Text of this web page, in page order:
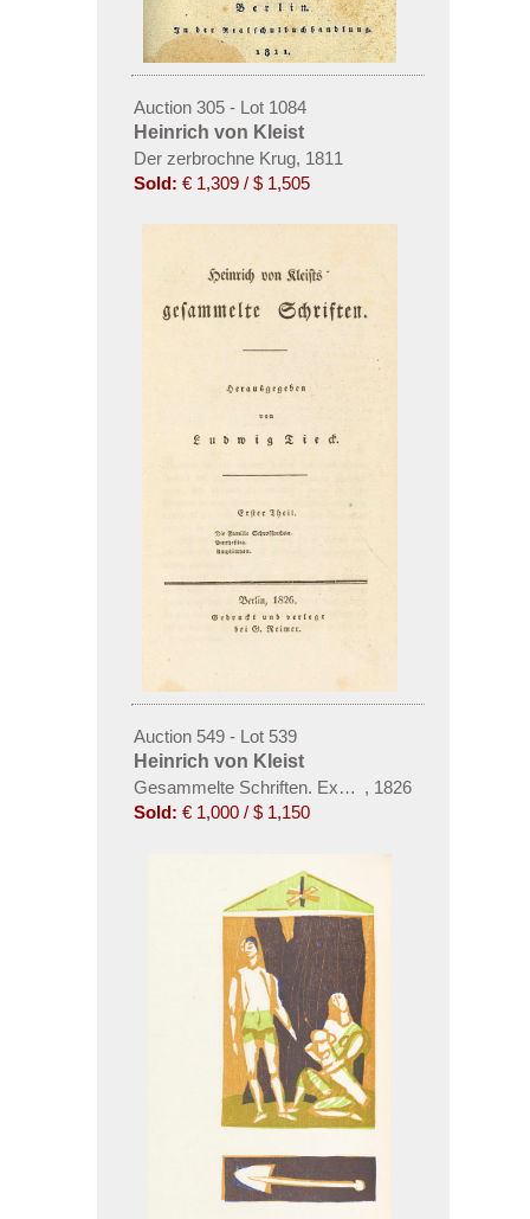
Auction 305 - Lot 1084
Heinrich von Kleist
Der zerbrochne Krug, 1811
Sold: € 1,309 / $ 1,505
Auction 549 - Lot 539
Heinrich von Kleist
Gesammelte Schriften. Expl. auf bess. Papier
, 1826
Sold: € 1,000 / $ 1,150